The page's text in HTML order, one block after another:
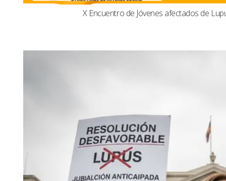
X Encuentro de Jóvenes afectados de